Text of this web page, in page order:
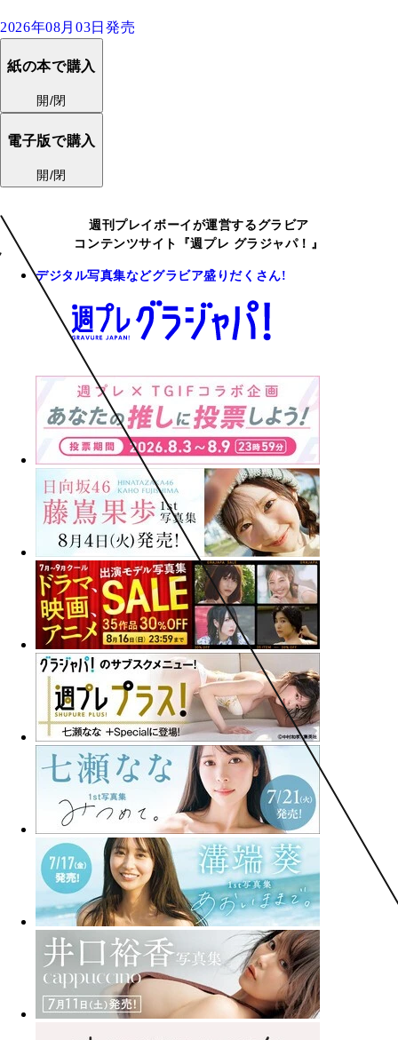
2026年08月03日発売
紙の本で購入
開/閉
電子版で購入
開/閉
週刊プレイボーイが運営するグラビア
コンテンツサイト『週プレ グラジャパ！』
デジタル写真集などグラビア盛りだくさん!